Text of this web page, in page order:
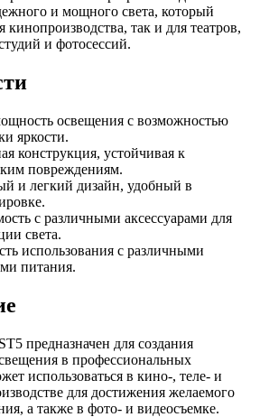
и мощного света, который
кинопроизводства, так и для театров,
и фотосессий.
освещения с возможностью
яркости.
конструкция, устойчивая к
повреждениям.
и легкий дизайн, удобный в
с различными аксессуарами для
света.
использования с различными
питания.
предназначен для создания
в профессиональных
использоваться в кино-, теле- и
для достижения желаемого
а также в фото- и видеосъемке.